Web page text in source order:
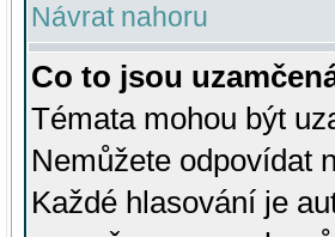
Návrat nahoru
Co to jsou
Témata mohou být
Nemůžete odpovídat
Každé hlasování je